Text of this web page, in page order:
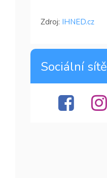
Zdroj: IHNED.cz
Sociální sítě